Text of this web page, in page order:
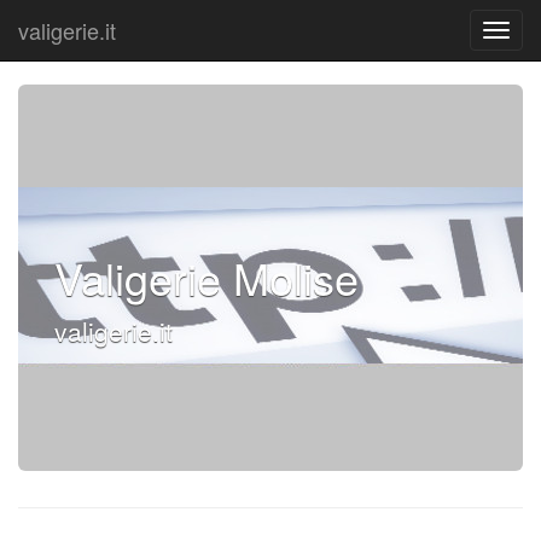
valigerie.it
Valigerie Molise
valigerie.it